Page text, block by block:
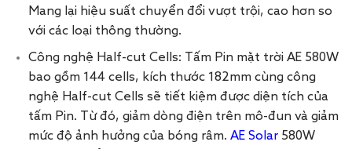
Mang lại hiệu suất chuyển đổi vượt trội, cao hơn so
với các loại thông thường.
Công nghệ Half-cut Cells: Tấm Pin mặt trời AE 580W
bao gồm 144 cells, kích thước 182mm cùng công
nghệ Half-cut Cells sẽ tiết kiệm được diện tích của
tấm Pin. Từ đó, giảm dòng điện trên mô-đun và giảm
mức độ ảnh hưởng của bóng râm. AE Solar580W